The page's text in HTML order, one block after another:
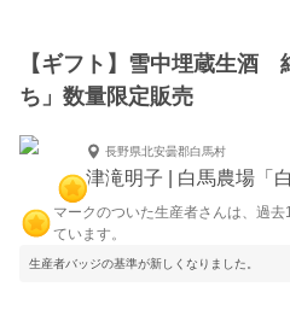
【ギフト】雪中埋蔵生酒
ち」数量限定販売
長野県北安曇郡白馬村
津滝明子 | 白馬農場「
マークのついた生産者さんは、過
ています。
生産者バッジの基準が新しくなりました。